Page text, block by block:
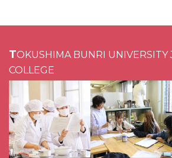
TOKUSHIMA BUNRI UNIVERSITY JUNIOR
COLLEGE